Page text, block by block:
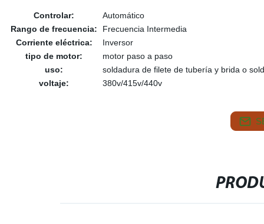
Controlar:
Automático
Rango de frecuencia:
Frecuencia Intermedia
Corriente eléctrica:
Inversor
tipo de motor:
motor paso a paso
uso:
soldadura de filete de tubería y brida o
voltaje:
380v/415v/440v